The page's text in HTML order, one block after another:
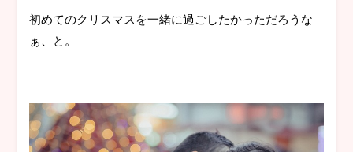
初めてのクリスマスを一緒に過ごしたかっただろうな
ぁ、と。